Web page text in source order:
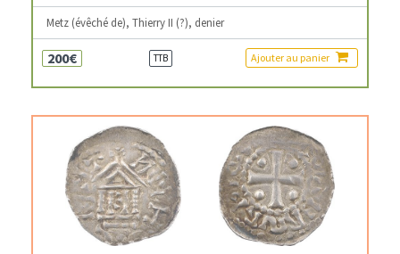
Metz (évêché de), Thierry II (?), denier
200€ TTB Ajouter au panier